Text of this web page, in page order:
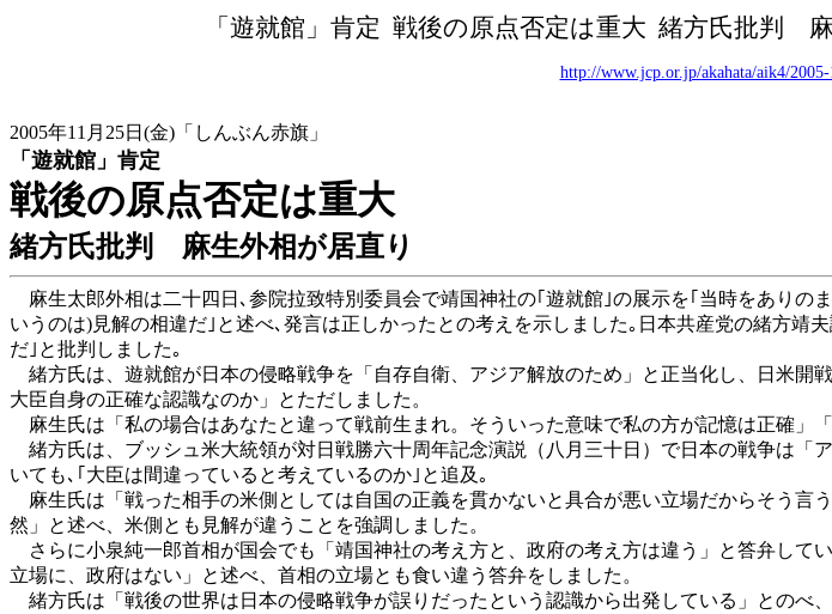
「遊就館」肯定 戦後の原点否定は重大 緒方氏批判 麻
http://www.jcp.or.jp/akahata/aik4/
2005年11月25日(金)「しんぶん赤旗」
「遊就館」肯定
戦後の原点否定は重大
緒方氏批判 麻生外相が居直り
麻生太郎外相は二十四日､参院拉致特別委員会で靖国神社の｢遊就館｣の展示を｢当時をありの
いうのは)見解の相違だ｣と述べ､発言は正しかったとの考えを示しました｡日本共産党の緒方
だ｣と批判しました｡
緒方氏は、遊就館が日本の侵略戦争を「自存自衛、アジア解放のため」と正当化し、日米開
大臣自身の正確な認識なのか」とただしました。
麻生氏は「私の場合はあなたと違って戦前生まれ。そういった意味で私の方が記憶は正確」
緒方氏は、ブッシュ米大統領が対日戦勝六十周年記念演説（八月三十日）で日本の戦争は「
いても､｢大臣は間違っていると考えているのか｣と追及｡
麻生氏は「戦った相手の米側としては自国の正義を貫かないと具合が悪い立場だからそう言
然」と述べ、米側とも見解が違うことを強調しました。
さらに小泉純一郎首相が国会でも「靖国神社の考え方と、政府の考え方は違う」と答弁して
立場に、政府はない」と述べ、首相の立場とも食い違う答弁をしました。
緒方氏は「戦後の世界は日本の侵略戦争が誤りだったという認識から出発している」とのべ